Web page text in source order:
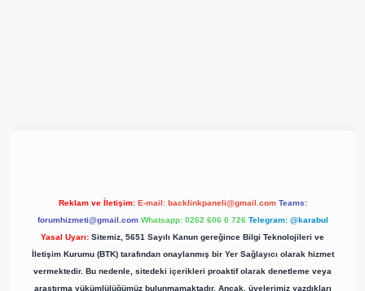
Reklam ve İletişim: E-mail: backlinkpaneli@gmail.com Teams:
forumhizmeti@gmail.com Whatsapp: 0262 606 0 726 Telegram: @karabul
Yasal Uyarı: Sitemiz, 5651 Sayılı Kanun gereğince Bilgi Teknolojileri ve
İletişim Kurumu (BTK) tarafından onaylanmış bir Yer Sağlayıcı olarak hizmet
vermektedir. Bu nedenle, sitedeki içerikleri proaktif olarak denetleme veya
araştırma yükümlülüğümüz bulunmamaktadır. Ancak, üyelerimiz yazdıkları